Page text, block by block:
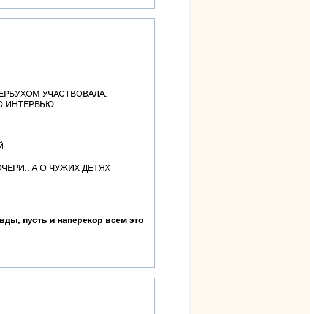
УЧАСТВОВАЛА.
ИНТЕРВЬЮ..
А О ЧУЖИХ ДЕТЯХ
пусть и наперекор всем это